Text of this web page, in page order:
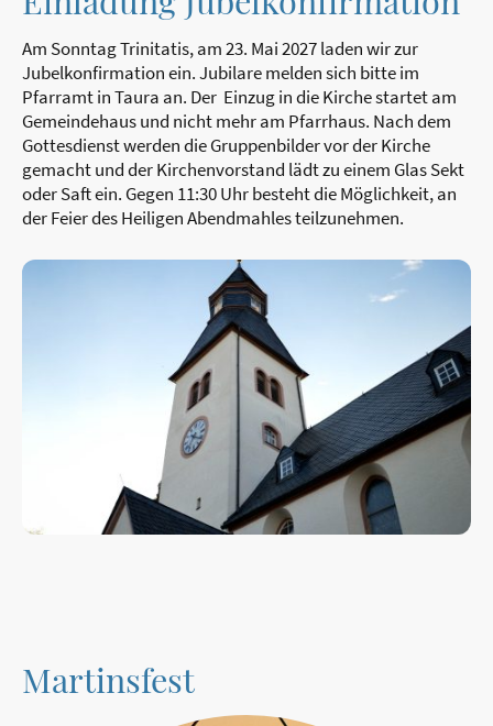
Am Sonntag Trinitatis, am 23. Mai 2027 laden wir zur
Jubelkonfirmation ein. Jubilare melden sich bitte im
Pfarramt in Taura an. Der Einzug in die Kirche startet am
Gemeindehaus und nicht mehr am Pfarrhaus. Nach dem
Gottesdienst werden die Gruppenbilder vor der Kirche
gemacht und der Kirchenvorstand lädt zu einem Glas Sekt
oder Saft ein. Gegen 11:30 Uhr besteht die Möglichkeit, an
der Feier des Heiligen Abendmahles teilzunehmen.
Martinsfest